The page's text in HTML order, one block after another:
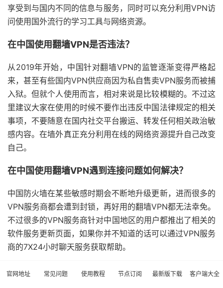
享受到与国内不同的信息与服务，同时可以充分利用VPN访
问使用国外流行的学习工具与网络资源。
在中国使用翻墙VPN是否违法？
从2019年开始，中国针对翻墙VPN的监管逐渐变得严格起
来，甚至有些国内VPN供应商因为私自售卖VPN服务而被捕
入狱。但就个人使用而言，相对来说是比较模糊的。不过这
里建议大家在使用的时候不要作出违反中国法律规定的相关
事项，不要随意在国内社交平台搬运、转发任何相关政治敏
感内容。在墙外真正充分利用在线的网络资源提升自己改变
自己。
在中国使用翻墙VPN遇到连接问题如何解决？
中国防火墙在某些敏感时期会不断地升级更新，进而很多的
VPN服务商都会遭到封锁，再好用的翻墙VPN都无法幸免。
不过很多的VPN服务商针对中国地区的用户都推出了相关的
软件服务更新页面，如果你并不知道的话可以通过VPN服务
商的7X24小时聊天服务获取帮助。
中国防火长城是什么？
官网地址 常见问题 使用教程 节点订阅 最新版下载 客户端大全